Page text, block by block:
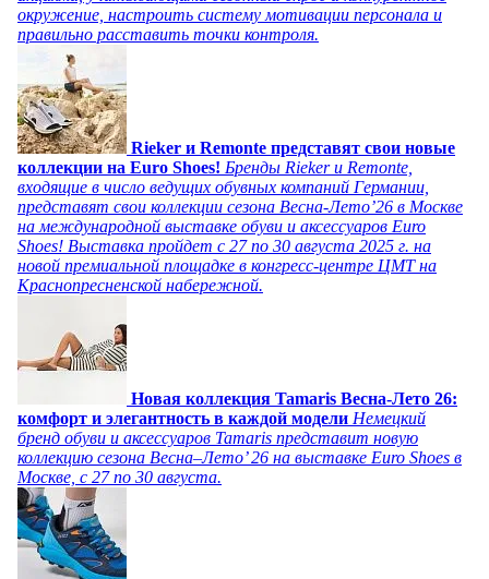
окружение, настроить систему мотивации персонала и
правильно расставить точки контроля.
Rieker и Remonte представят свои новые
коллекции на Euro Shoes! Бренды Rieker и Remonte,
входящие в число ведущих обувных компаний Германии,
представят свои коллекции сезона Весна-Лето’26 в Москве
на международной выставке обуви и аксессуаров Euro
Shoes! Выставка пройдет c 27 по 30 августа 2025 г. на
новой премиальной площадке в конгресс-центре ЦМТ на
Краснопресненской набережной.
Новая коллекция Tamaris Весна-Лето 26:
комфорт и элегантность в каждой модели Немецкий
бренд обуви и аксессуаров Tamaris представит новую
коллекцию сезона Весна–Лето’ 26 на выставке Euro Shoes в
Москве, с 27 по 30 августа.